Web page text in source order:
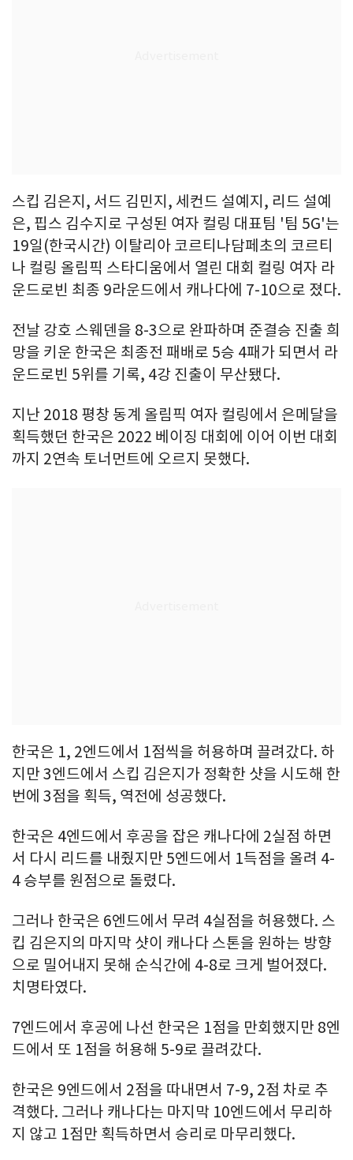
스킵 김은지, 서드 김민지, 세컨드 설예지, 리드 설예
은, 핍스 김수지로 구성된 여자 컬링 대표팀 '팀 5G'는
19일(한국시간) 이탈리아 코르티나담페초의 코르티
나 컬링 올림픽 스타디움에서 열린 대회 컬링 여자 라
운드로빈 최종 9라운드에서 캐나다에 7-10으로 졌다.
전날 강호 스웨덴을 8-3으로 완파하며 준결승 진출 희
망을 키운 한국은 최종전 패배로 5승 4패가 되면서 라
운드로빈 5위를 기록, 4강 진출이 무산됐다.
지난 2018 평창 동계 올림픽 여자 컬링에서 은메달을
획득했던 한국은 2022 베이징 대회에 이어 이번 대회
까지 2연속 토너먼트에 오르지 못했다.
한국은 1, 2엔드에서 1점씩을 허용하며 끌려갔다. 하
지만 3엔드에서 스킵 김은지가 정확한 샷을 시도해 한
번에 3점을 획득, 역전에 성공했다.
한국은 4엔드에서 후공을 잡은 캐나다에 2실점 하면
서 다시 리드를 내줬지만 5엔드에서 1득점을 올려 4-
4 승부를 원점으로 돌렸다.
그러나 한국은 6엔드에서 무려 4실점을 허용했다. 스
킵 김은지의 마지막 샷이 캐나다 스톤을 원하는 방향
으로 밀어내지 못해 순식간에 4-8로 크게 벌어졌다.
치명타였다.
7엔드에서 후공에 나선 한국은 1점을 만회했지만 8엔
드에서 또 1점을 허용해 5-9로 끌려갔다.
한국은 9엔드에서 2점을 따내면서 7-9, 2점 차로 추
격했다. 그러나 캐나다는 마지막 10엔드에서 무리하
지 않고 1점만 획득하면서 승리로 마무리했다.